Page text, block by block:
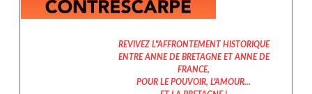
REVIVEZ L"AFFRONTEMENT HISTORIQUE
ENTRE ANNE DE BRETAGNE ET ANNE DE
FRANCE,
POUR LE POUVOIR, L'AMOUR...